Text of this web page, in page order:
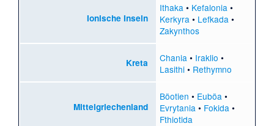
Ionische Inseln
Ithaka • Kefalonia •
Kerkyra • Lefkada •
Zakynthos
Kreta Chania • Iraklio •
Lasithi• Rethymno
Mittelgriechenland
Böotien • Euböa •
Evrytania • Fokida •
Fthiotida